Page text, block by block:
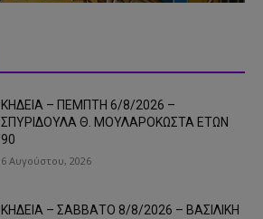
ΚΗΔΕΙΑ – ΠΕΜΠΤΗ 6/8/2026 –
ΣΠΥΡΙΔΟΥΛΑ Θ. ΜΟΥΛΑΡΟΚΩΣΤΑ ΕΤΩΝ
90
6 Αυγούστου, 2026
ΚΗΔΕΙΑ – ΣΑΒΒΑΤΟ 8/8/2026 – ΒΑΣΙΛΙΚΗ